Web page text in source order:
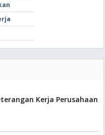
Kerja Perusahaan